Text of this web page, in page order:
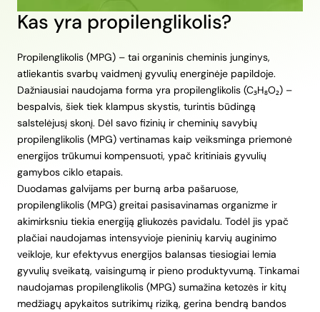
Kas yra propilenglikolis?
Propilenglikolis (MPG) – tai organinis cheminis junginys,
atliekantis svarbų vaidmenį gyvulių energinėje papildoje.
Dažniausiai naudojama forma yra propilenglikolis (C₃H₈O₂) –
bespalvis, šiek tiek klampus skystis, turintis būdingą
salstelėjusį skonį. Dėl savo fizinių ir cheminių savybių
propilenglikolis (MPG) vertinamas kaip veiksminga priemonė
energijos trūkumui kompensuoti, ypač kritiniais gyvulių
gamybos ciklo etapais.
Duodamas galvijams per burną arba pašaruose,
propilenglikolis (MPG) greitai pasisavinamas organizme ir
akimirksniu tiekia energiją gliukozės pavidalu. Todėl jis ypač
plačiai naudojamas intensyvioje pieninių karvių auginimo
veikloje, kur efektyvus energijos balansas tiesiogiai lemia
gyvulių sveikatą, vaisingumą ir pieno produktyvumą. Tinkamai
naudojamas propilenglikolis (MPG) sumažina ketozės ir kitų
medžiagų apykaitos sutrikimų riziką, gerina bendrą bandos